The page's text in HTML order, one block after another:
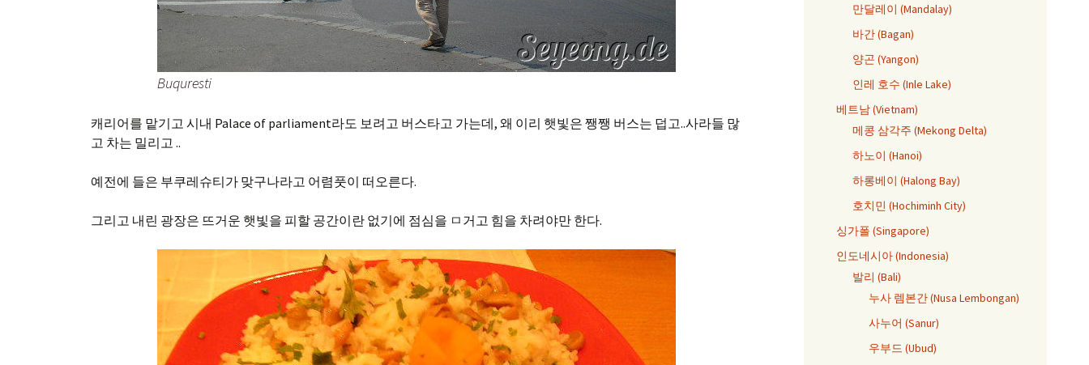
Buquresti
캐리어를 맡기고 시내 Palace of parliament라도 보려고 버스타고 가는데, 왜 이리 햇빛은 쨍쨍 버스는 덥고..사라들 많
고 차는 밀리고 ..
예전에 들은 부쿠레슈티가 맞구나라고 어렴풋이 떠오른다.
그리고 내린 광장은 뜨거운 햇빛을 피할 공간이란 없기에 점심을 ㅁ거고 힘을 차려야만 한다.
만달레이 (Mandalay)
바간 (Bagan)
양곤 (Yangon)
인레 호수 (Inle Lake)
베트남 (Vietnam)
메콩 삼각주 (Mekong Delta)
하노이 (Hanoi)
하롱베이 (Halong Bay)
호치민 (Hochiminh City)
싱가폴 (Singapore)
인도네시아 (Indonesia)
발리 (Bali)
누사 렘본간 (Nusa Lembongan)
사누어 (Sanur)
우부드 (Ubud)